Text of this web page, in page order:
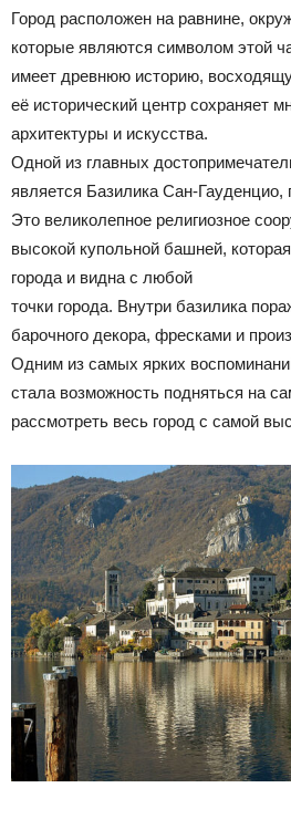
Город расположен на равнине,
которые являются символом этой
имеет древнюю историю,
её исторический центр сохраняет
архитектуры и искусства.
Одной из главных
является Базилика Сан-Гауденцио,
Это великолепное религиозное
высокой купольной башней,
города и видна с любой
точки города. Внутри базилика
барочного декора, фресками и
Одним из самых ярких
стала возможность подняться на
рассмотреть весь город с самой